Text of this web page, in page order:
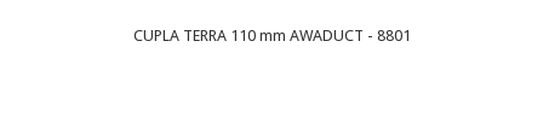
CUPLA TERRA 110 mm AWADUCT - 8801